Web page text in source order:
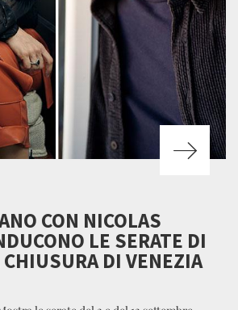
CON NICOLAS
LE SERATE DI
DI VENEZIA